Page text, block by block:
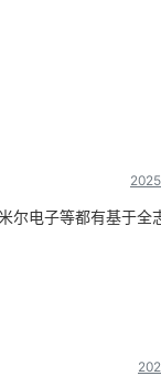
尔电子等都有基于全